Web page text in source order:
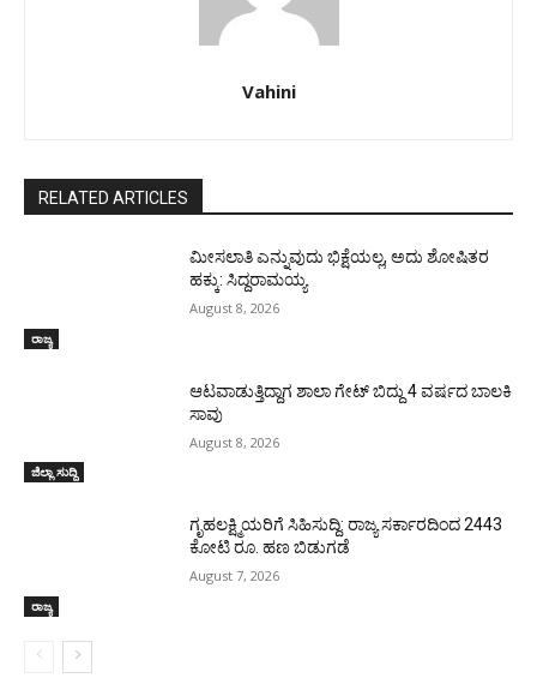
Vahini
RELATED ARTICLES
ರಾಜ್ಯ
ಮೀಸಲಾತಿ ಎನ್ನುವುದು ಭಿಕ್ಷೆಯಲ್ಲ, ಅದು ಶೋಷಿತರ
ಹಕ್ಕು: ಸಿದ್ದರಾಮಯ್ಯ
August 8, 2026
ಜಿಲ್ಲಾ ಸುದ್ದಿ
ಆಟವಾಡುತ್ತಿದ್ದಾಗ ಶಾಲಾ ಗೇಟ್‌ ಬಿದ್ದು 4 ವರ್ಷದ ಬಾಲಕಿ
ಸಾವು
August 8, 2026
ರಾಜ್ಯ
ಗೃಹಲಕ್ಷ್ಮಿಯರಿಗೆ ಸಿಹಿಸುದ್ದಿ: ರಾಜ್ಯ ಸರ್ಕಾರದಿಂದ 2443
ಕೋಟಿ ರೂ. ಹಣ ಬಿಡುಗಡೆ
August 7, 2026